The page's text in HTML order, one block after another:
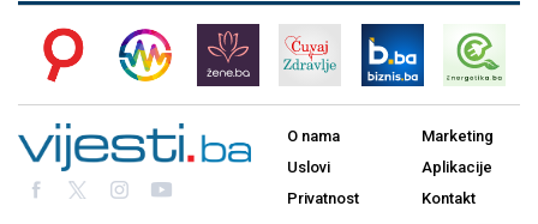
O nama
Uslovi
Privatnost
Marketing
Aplikacije
Kontakt